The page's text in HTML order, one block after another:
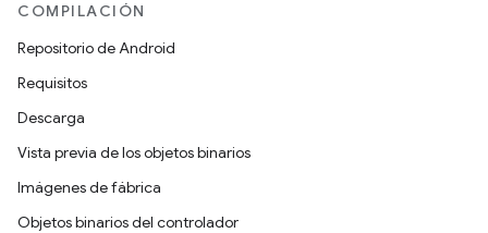
COMPILACIÓN
Repositorio de Android
Requisitos
Descarga
Vista previa de los objetos binarios
Imágenes de fábrica
Objetos binarios del controlador